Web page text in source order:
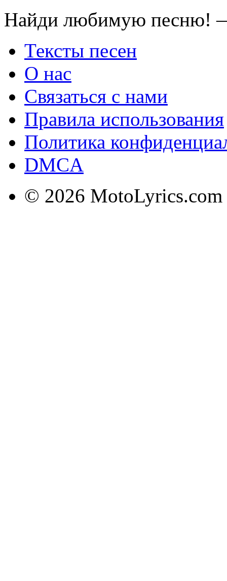
Найди любимую песню!
Тексты песен
О нас
Связаться с нами
Правила использования
Политика
DMCA
© 2026